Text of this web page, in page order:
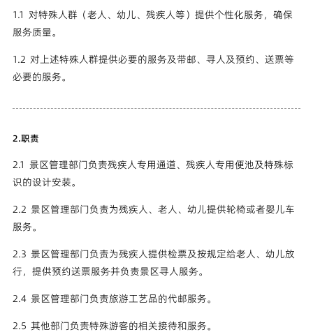
1.1 对特殊人群（老人、幼儿、残疾人等）提供个性化服务，确保
服务质量。
1.2 对上述特殊人群提供必要的服务及带邮、寻人及预约、送票等
必要的服务。
2.职责
2.1 景区管理部门负责残疾人专用通道、残疾人专用便池及特殊标
识的设计安装。
2.2 景区管理部门负责为残疾人、老人、幼儿提供轮椅或者婴儿车
服务。
2.3 景区管理部门负责为残疾人提供检票及按规定给老人、幼儿放
行，提供预约送票服务并负责景区寻人服务。
2.4 景区管理部门负责旅游工艺品的代邮服务。
2.5 其他部门负责特殊游客的相关接待和服务。